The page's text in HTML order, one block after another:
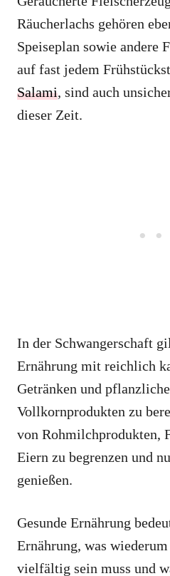
Räucherlachs gehören
Speiseplan sowie andere
auf fast jedem
Salami, sind auch
dieser Zeit.
In der Schwangerschaft
Ernährung mit reichlich
Getränken und
Vollkornprodukten zu
von Rohmilchprodukten,
Eiern zu begrenzen und
genießen.
Gesunde Ernährung
Ernährung, was
vielfältig sein muss und